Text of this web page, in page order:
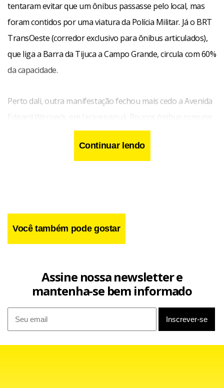
tentaram evitar que um ônibus passasse pelo local, mas
foram contidos por uma viatura da Polícia Militar. Já o BRT
TransOeste (corredor exclusivo para ônibus articulados),
que liga a Barra da Tijuca a Campo Grande, circula com 60%
da capacidade.
Perto dali, outra manifestação fechou mais cedo a Avenida
Edgard Werneck, em Jacarepaguá. Poucos ônibus comuns
circulam pelo bairro. Os pontos estão lotados. Os ônibus
executivos, conhecidos como frescões, circulam cheios, com
Continuar lendo
Você também pode gostar
Assine nossa newsletter e
mantenha-se bem informado